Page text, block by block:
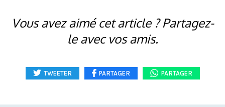
Vous avez aimé cet article ? Partagez-
le avec vos amis.
TWEETER PARTAGER PARTAGER